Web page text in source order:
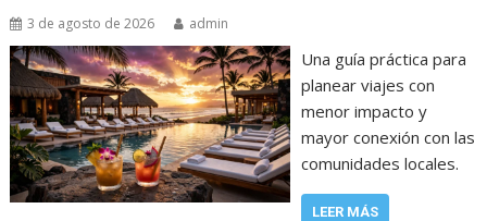
3 de agosto de 2026 admin
Una guía práctica para
planear viajes con
menor impacto y
mayor conexión con las
comunidades locales.
LEER MÁS